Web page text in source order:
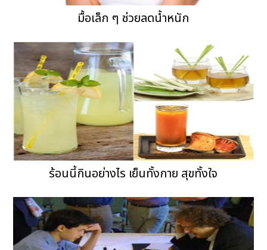
มื้อเล็ก ๆ ช่วยลดน้ำหนัก
ร้อนนี้กินอย่างไร เย็นทั้งกาย สุขทั้งใจ